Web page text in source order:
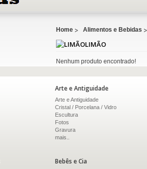
Home Alimentos e Bebidas
LIMÃO
Nenhum produto encontrado!
Arte e Antiguidade
Arte e Antiguidade
Cristal / Porcelana / Vidro
Escultura
Fotos
Gravura
mais..
Bebês e Cia